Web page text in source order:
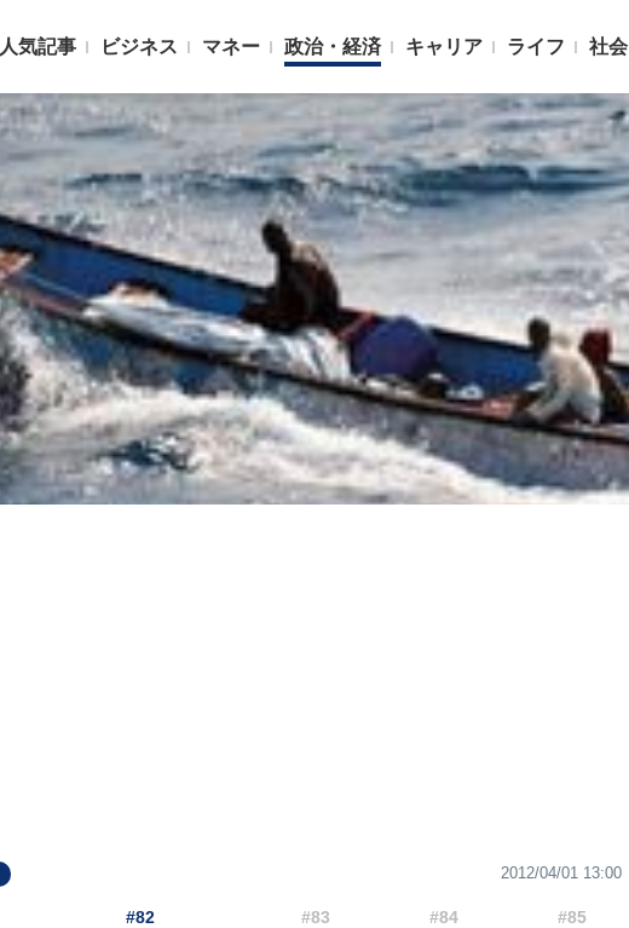
人気記事 ビジネス マネー 政治・経済 キャリア ライフ 社会
2012/04/01 13:00
#82 #83 #84 #85